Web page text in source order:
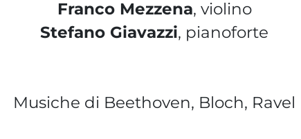
Franco Mezzena, violino
Stefano Giavazzi, pianoforte
Musiche di Beethoven, Bloch, Ravel